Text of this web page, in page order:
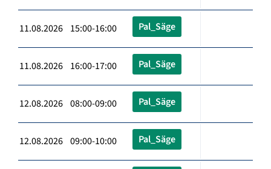
11.08.2026 15:00-16:00 Pal_Säge
11.08.2026 16:00-17:00 Pal_Säge
12.08.2026 08:00-09:00 Pal_Säge
12.08.2026 09:00-10:00 Pal_Säge